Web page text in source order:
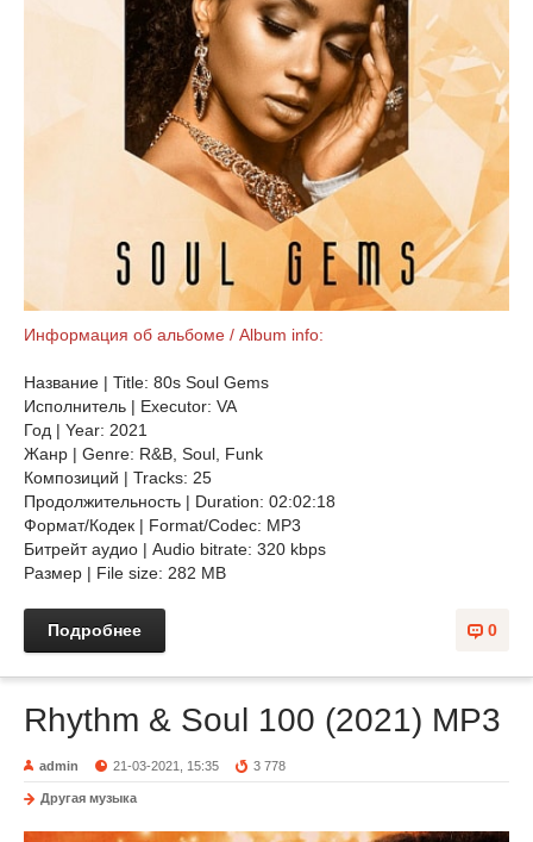
Информация об альбоме / Album info:
Название | Title: 80s Soul Gems
Исполнитель | Executor: VA
Год | Year: 2021
Жанр | Genre: R&B, Soul, Funk
Композиций | Tracks: 25
Продолжительность | Duration: 02:02:18
Формат/Кодек | Format/Codec: MP3
Битрейт аудио | Audio bitrate: 320 kbps
Размер | File size: 282 MB
0
Подробнее
Rhythm & Soul 100 (2021) MP3
admin 21-03-2021, 15:35 3 778
Другая музыка